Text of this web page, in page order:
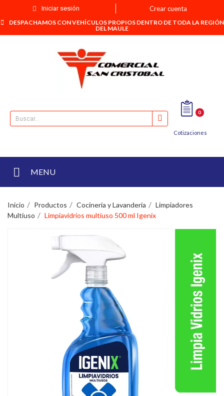
Iniciar sesión Crear cuenta
DESPACHAMOS CON VEHÍCULOS PROPIOS DENTRO DE TODA LA REGIÓN
DEL MAULE
0
Cotizaciones
MENU
Inicio Productos Cocinería y Lavandería
Limpiadores
Multiuso
Limpiavidrios multiuso 500 ml Igenix